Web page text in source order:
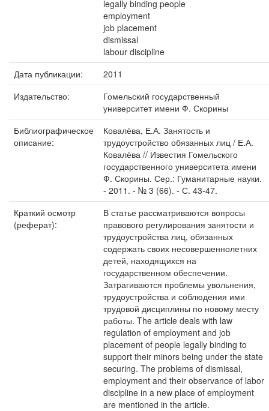
legally binding people
employment
job placement
dismissal
labour discipline
Дата публикации:
2011
Издательство:
Гомельский государственный
университет имени Ф. Скорины
Библиографическое
описание:
Ковалёва, Е.А. Занятость и
трудоустройство обязанных лиц / Е.А.
Ковалёва // Известия Гомельского
государственного университета имени
Ф. Скорины. Сер.: Гуманитарные науки.
- 2011. - № 3 (66). - С. 43-47.
Краткий осмотр
(реферат):
В статье рассматриваются вопросы
правового регулирования занятости и
трудоустройства лиц, обязанных
содержать своих несовершеннолетних
детей, находящихся на
государственном обеспечении.
Затрагиваются проблемы увольнения,
трудоустройства и соблюдения ими
трудовой дисциплины по новому месту
работы. The article deals with law
regulation of employment and job
placement of people legally binding to
support their minors being under the state
securing. The problems of dismissal,
employment and their observance of labor
discipline in a new place of employment
are mentioned in the article.